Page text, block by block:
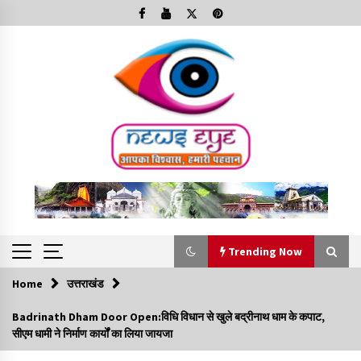
to
Trending Now
Trending Now
Minorities Rights Day : विश्व अल्पसंख्यक अधिकार दिवस
कार्यक्रम में शामिल हुए सीएम,आधुनिक मदरसों का नाम अब्दुल कलाम के नाम
Home उत्तराखंड
Badrinath Dham Door Open:विधि विधान से खुले बद्रीनाथ धाम के कपाट,
सीएम धामी ने निर्माण कार्यों का लिया जायजा